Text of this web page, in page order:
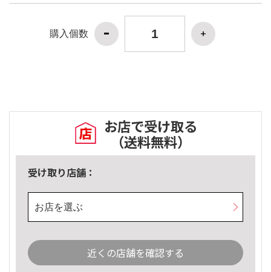
購入個数
お店で受け取る
（送料無料）
受け取り店舗：
お店を選ぶ
近くの店舗を確認する